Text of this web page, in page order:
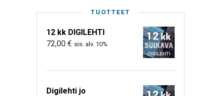
TUOTTEET
12 kk DIGILEHTI
72,00 € sis. alv. 10%
Digilehti jo